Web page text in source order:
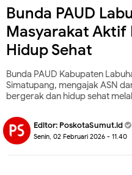
Bunda PAUD
Masyarakat Aktif
Hidup Sehat
Bunda PAUD Kabupaten
Simatupang, mengajak ASN
bergerak dan hidup sehat
Editor: PoskotaSumut.id
Senin, 02 Februari 2026 - 11.40